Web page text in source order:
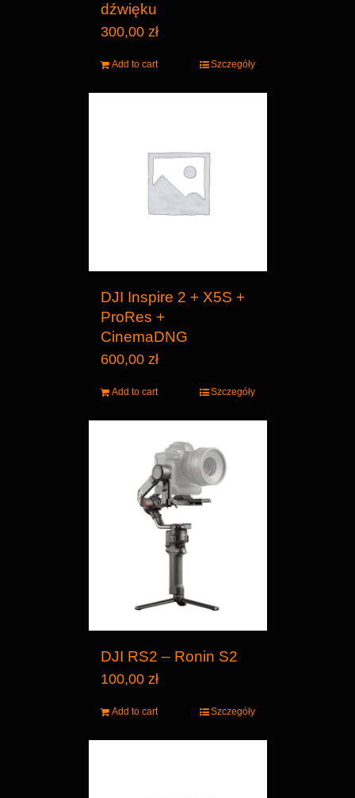
dźwięku
300,00 zł
Add to cart Szczegóły
DJI Inspire 2 + X5S +
ProRes +
CinemaDNG
600,00 zł
Add to cart Szczegóły
DJI RS2 – Ronin S2
100,00 zł
Add to cart Szczegóły